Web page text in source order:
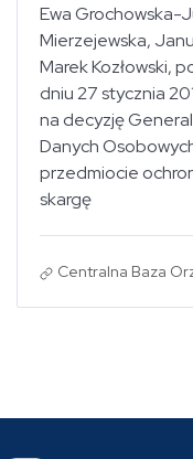
Ewa Grochowska-
Mierzejewska,
Marek Kozłowski,
dniu 27 stycznia
na decyzję
Danych
przedmiocie
skargę
Centralna Baza